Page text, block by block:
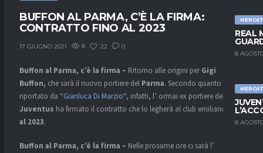
REAL
8
8
BUFFON AL PARMA, C’È LA FIRMA:
CONTRATTO FINO AL 2023
17 GIUGNO 2021 8 22 0
Buffon al Parma, c’è la firma – Ritorno alle origini perGigi
Buffon, che sarà il nuovo portiere del Parma. Secondo quanto
riportato da “Gianluca Di Marzio“, infatti, l’ ormai ex portiere della
Juventus ha firmato il contratto che lo legherà al club emiliano
fino
al 2023.
Buffon al Parma, c’è la firma – Nelle prossime ore ci sarà l’